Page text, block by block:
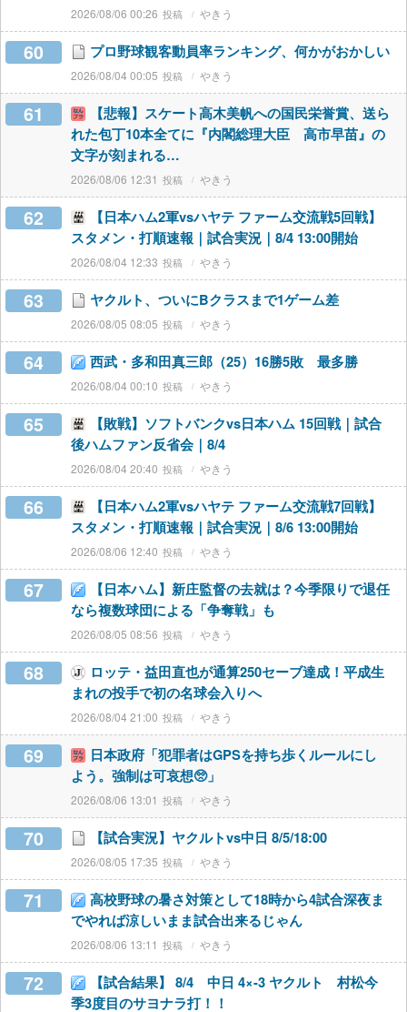
2026/08/06 00:26 やきう
60 プロ野球観客動員率ランキング、何かがおかしい
2026/08/04 00:05 やきう
61
【悲報】スケート高木美帆への国民栄誉賞、送ら
れた包丁10本全てに『内閣総理大臣 高市早苗』の
文字が刻まれる…
2026/08/06 12:31 やきう
62
【日本ハム2軍vsハヤテ ファーム交流戦5回戦】
スタメン・打順速報｜試合実況｜8/4 13:00開始
2026/08/04 12:33 やきう
63 ヤクルト、ついにBクラスまで1ゲーム差
2026/08/05 08:05 やきう
64 西武・多和田真三郎（25）16勝5敗 最多勝
2026/08/04 00:10 やきう
65
【敗戦】ソフトバンクvs日本ハム 15回戦｜試合
後ハムファン反省会｜8/4
2026/08/04 20:40 やきう
66
【日本ハム2軍vsハヤテ ファーム交流戦7回戦】
スタメン・打順速報｜試合実況｜8/6 13:00開始
2026/08/06 12:40 やきう
67
【日本ハム】新庄監督の去就は？今季限りで退任
なら複数球団による「争奪戦」も
2026/08/05 08:56 やきう
68
ロッテ・益田直也が通算250セーブ達成！平成生
まれの投手で初の名球会入りへ
2026/08/04 21:00 やきう
69
日本政府「犯罪者はGPSを持ち歩くルールにし
よう。強制は可哀想🥺」
2026/08/06 13:01 やきう
70 【試合実況】ヤクルトvs中日 8/5/18:00
2026/08/05 17:35 やきう
71
高校野球の暑さ対策として18時から4試合深夜ま
でやれば涼しいまま試合出来るじゃん
2026/08/06 13:11 やきう
72
【試合結果】 8/4 中日 4×-3 ヤクルト 村松今
季3度目のサヨナラ打！！